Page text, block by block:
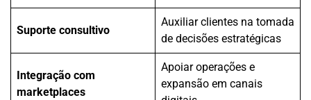
Suporte consultivo
Auxiliar clientes na tomada
de decisões estratégicas
Integração com
marketplaces
Apoiar operações e
expansão em canais